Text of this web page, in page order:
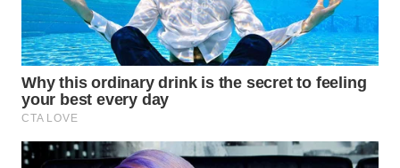
SIMALUNGUN
WN
LABUHANBATU
WN
TAPANULI
TENGAH